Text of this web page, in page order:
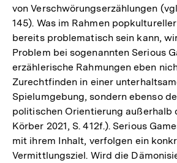
von Verschwörungserzählungen
145). Was im Rahmen
bereits problematisch sein kann,
Problem bei sogenannten Serious
erzählerische Rahmungen eben
Zurechtfinden in einer
Spielumgebung, sondern ebenso
politischen Orientierung außerhalb
Körber 2021, S. 412f.). Serious
mit ihrem Inhalt, verfolgen ein
Vermittlungsziel. Wird die